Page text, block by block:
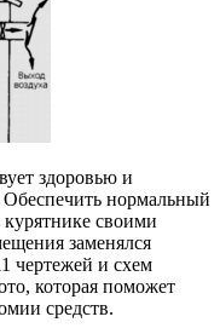
здоровью и
Обеспечить нормальный
своими
заменялся
чертежей и схем
которая поможет
средств.